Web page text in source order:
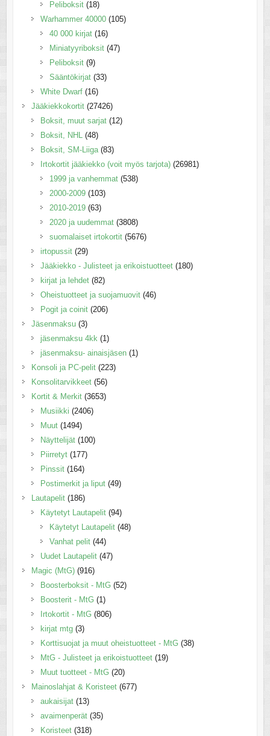
Peliboksit (18)
Warhammer 40000 (105)
40 000 kirjat (16)
Miniatyyriboksit (47)
Peliboksit (9)
Sääntökirjat (33)
White Dwarf (16)
Jääkiekkokortit (27426)
Boksit, muut sarjat (12)
Boksit, NHL (48)
Boksit, SM-Liiga (83)
Irtokortit jääkiekko (voit myös tarjota) (26981)
1999 ja vanhemmat (538)
2000-2009 (103)
2010-2019 (63)
2020 ja uudemmat (3808)
suomalaiset irtokortit (5676)
irtopussit (29)
Jääkiekko - Julisteet ja erikoistuotteet (180)
kirjat ja lehdet (82)
Oheistuotteet ja suojamuovit (46)
Pogit ja coinit (206)
Jäsenmaksu (3)
jäsenmaksu 4kk (1)
jäsenmaksu- ainaisjäsen (1)
Konsoli ja PC-pelit (223)
Konsolitarvikkeet (56)
Kortit & Merkit (3653)
Musiikki (2406)
Muut (1494)
Näyttelijät (100)
Piirretyt (177)
Pinssit (164)
Postimerkit ja liput (49)
Lautapelit (186)
Käytetyt Lautapelit (94)
Käytetyt Lautapelit (48)
Vanhat pelit (44)
Uudet Lautapelit (47)
Magic (MtG) (916)
Boosterboksit - MtG (52)
Boosterit - MtG (1)
Irtokortit - MtG (806)
kirjat mtg (3)
Korttisuojat ja muut oheistuotteet - MtG (38)
MtG - Julisteet ja erikoistuotteet (19)
Muut tuotteet - MtG (20)
Mainoslahjat & Koristeet (677)
aukaisijat (13)
avaimenperät (35)
Koristeet (318)